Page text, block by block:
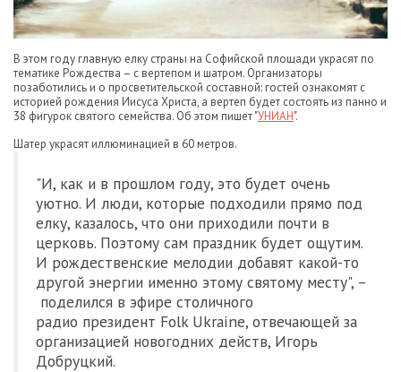
В этом году главную елку страны на Софийской площади украсят по
тематике Рождества – с вертепом и шатром. Организаторы
позаботились и о просветительской составной: гостей ознакомят с
историей рождения Иисуса Христа, а вертеп будет состоять из панно и
38 фигурок святого семейства. Об этом пишет "УНИАН".
Шатер украсят иллюминацией в 60 метров.
"И, как и в прошлом году, это будет очень
уютно. И люди, которые подходили прямо под
елку, казалось, что они приходили почти в
церковь. Поэтому сам праздник будет ощутим.
И рождественские мелодии добавят какой-то
другой энергии именно этому святому месту", –
поделился в эфире столичного
радио президент Folk Ukraine, отвечающей за
организацией новогодних действ, Игорь
Добруцкий.